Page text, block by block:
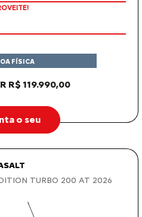
R$ 119.990,00
FÍSICA
o seu
TURBO 200 AT 2026